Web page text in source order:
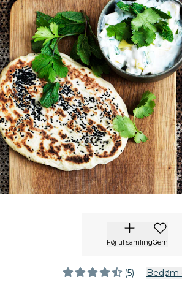
Føj til samlingGem
(5) Bedøm